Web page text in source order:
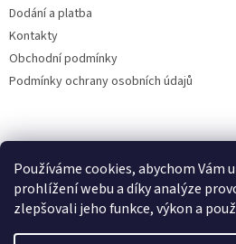
Používáme cookies, abychom Vám
prohlížení webu a díky analýze
zlepšovali jeho funkce, výkon a
Dodání a platba
Kontakty
Obchodní podmínky
Podmínky ochrany osobních údajů